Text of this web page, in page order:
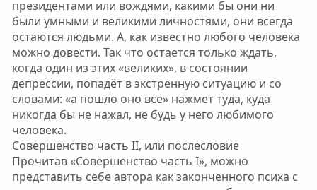
президентами или вождями, какими бы они ни
были умными и великими личностями, они всегда
остаются людьми. А, как известно любого человека
можно довести. Так что остается только ждать,
когда один из этих «великих», в состоянии
депрессии, попадёт в экстренную ситуацию и со
словами: «а пошло оно всё» нажмет туда, куда
никогда бы не нажал, не будь у него любимого
человека.
Совершенство часть II, или послесловие
Прочитав «Совершенство часть I», можно
представить себе автора как законченного психа с